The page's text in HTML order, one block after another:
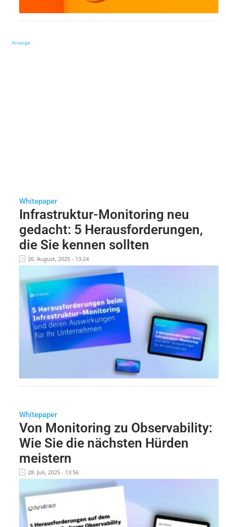
Anzeige
Whitepaper
Infrastruktur-Monitoring neu
gedacht: 5 Herausforderungen,
die Sie kennen sollten
26. August, 2025 - 13:24
Whitepaper
Von Monitoring zu Observability:
Wie Sie die nächsten Hürden
meistern
28. Juli, 2025 - 13:56